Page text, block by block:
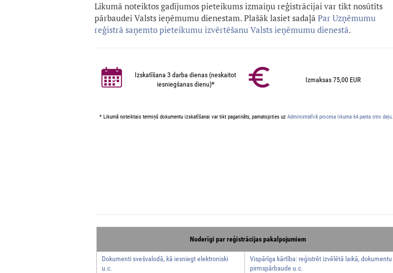
Likumā noteiktos gadījumos pieteikums izmaiņu reģistrācijai var tikt nosūtīts
pārbaudei Valsts ieņēmumu dienestam. Plašāk lasiet sadaļā Par Uzņēmumu
reģistrā saņemto pieteikumu izvērtēšanu Valsts ieņēmumu dienestā.
Izskatīšana 3 darba dienas (neskaitot
iesniegšanas dienu)*
Izmaksas 75,00 EUR
* Likumā noteiktais termiņš dokumentu izskatīšanai var tikt pagarināts, pamatojoties uz Administratīvā procesa likuma 64.panta otro daļu.
Noderīgi par reģistrācijas pakalpojumiem
Dokumenti svešvalodā, kā iesniegt elektroniski
u.c.
Vispārīga kārtība: reģistrēt izvēlētā laikā, dokumentu
pirmspārbaude u.c.